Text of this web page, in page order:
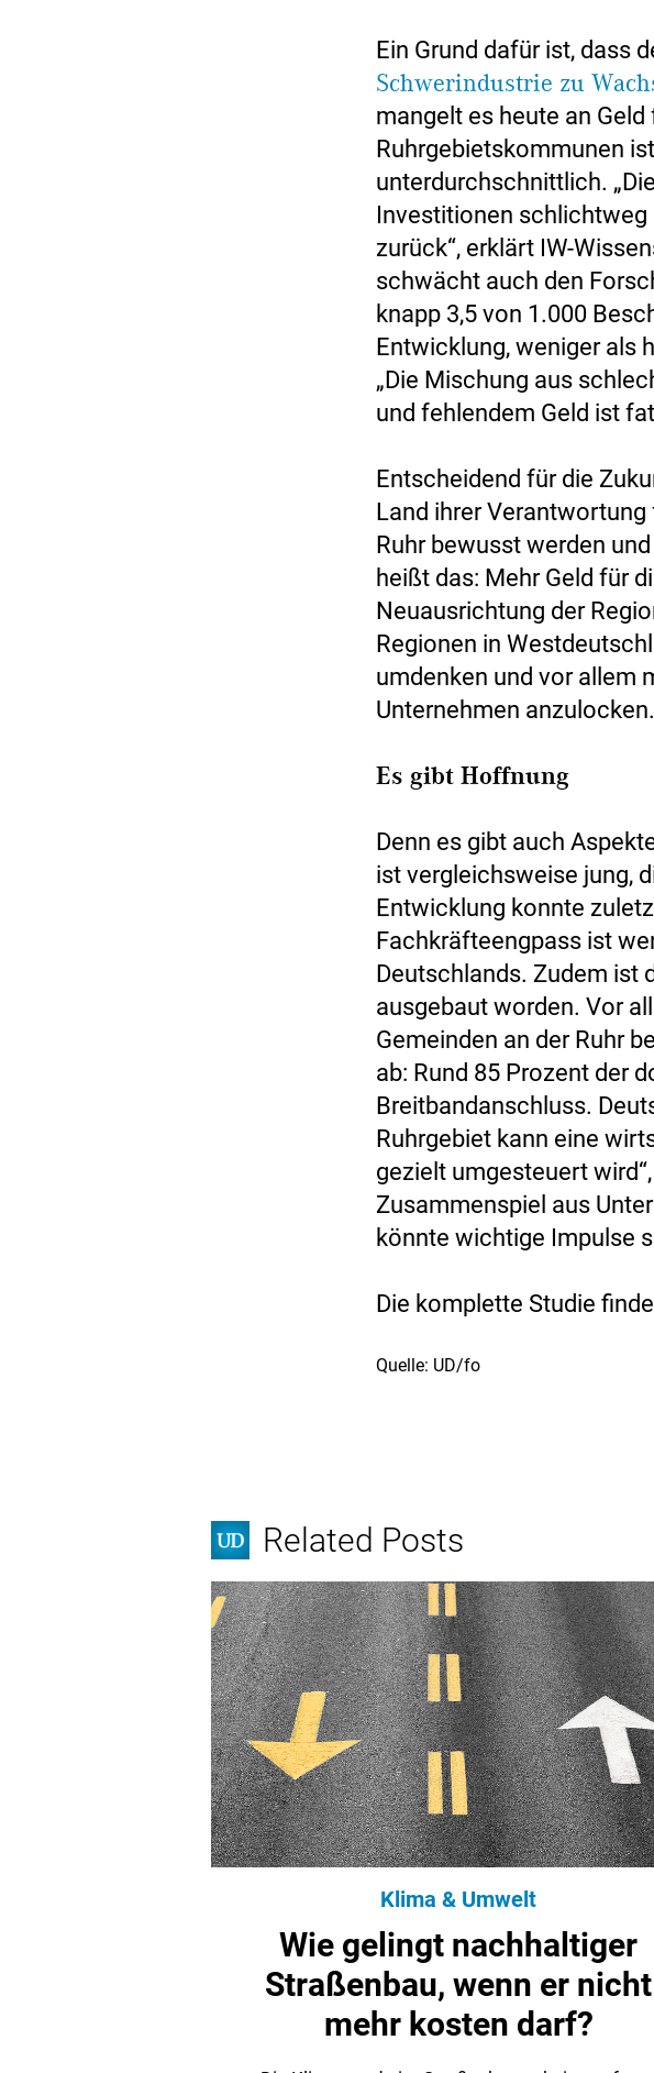
Ein Grund dafür ist, dass
Schwerindustrie zu
mangelt es heute an
Ruhrgebietskommunen
unterdurchschnittlich.
Investitionen
zurück“, erklärt IW-
schwächt auch den
knapp 3,5 von 1.000
Entwicklung, weniger als
„Die Mischung aus
und fehlendem Geld ist
Entscheidend für die
Land ihrer Verantwortung
Ruhr bewusst werden
heißt das: Mehr Geld für
Neuausrichtung der
Regionen in
umdenken und vor allem
Unternehmen anzulocken.
Es gibt Hoffnung
Denn es gibt auch
ist vergleichsweise jung,
Entwicklung konnte
Fachkräfteengpass ist
Deutschlands. Zudem ist
ausgebaut worden. Vor
Gemeinden an der Ruhr
ab: Rund 85 Prozent der
Breitbandanschluss.
Ruhrgebiet kann eine
gezielt umgesteuert
Zusammenspiel aus
könnte wichtige Impulse
Die komplette Studie
Quelle: UD/fo
Related Posts
Klima & Umwelt
Wie gelingt nachhaltiger
Straßenbau, wenn er nicht
mehr kosten darf?